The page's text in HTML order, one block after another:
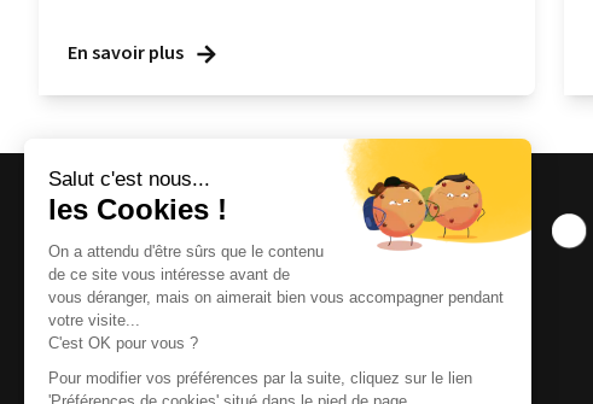
En savoir plus
Magazine et site internet culturels varois.